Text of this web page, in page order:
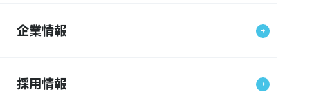
企業情報
採用情報